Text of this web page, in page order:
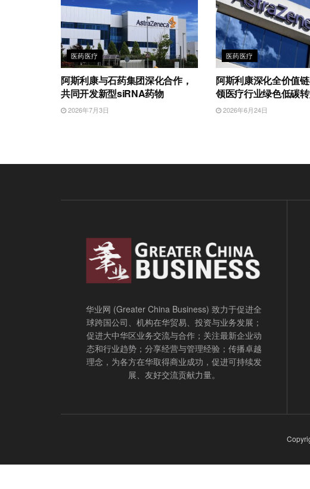
医药医疗
阿斯利康与石药集团深化合作，
共同开发新型siRNA药物
2026年7月3日
医药医疗
阿斯利康深化全价值
领医疗行业绿色低碳
2026年6月24日
华业网 (Greater China Business) 致力于促进全
球跨国公司、机构在华贸易、投资与业务发展；
促进大中华区业务交流与合作；关注最新企业动
态和行业趋势；分享经营与管理经验；传播卓越
理念，为各方在华取得商业成功，促进可持续发
展、友好交流贡献力量。